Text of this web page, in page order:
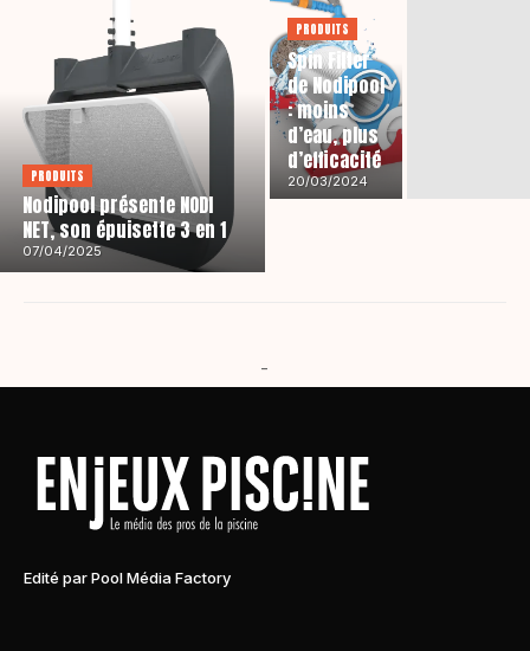
PRODUITS
Nodipool présente NODI
NET, son épuisette 3 en 1
07/04/2025
PRODUITS
Spin Filter
de Nodipool
: moins
d’eau, plus
d’efficacité
20/03/2024
-
Edité par Pool Média Factory